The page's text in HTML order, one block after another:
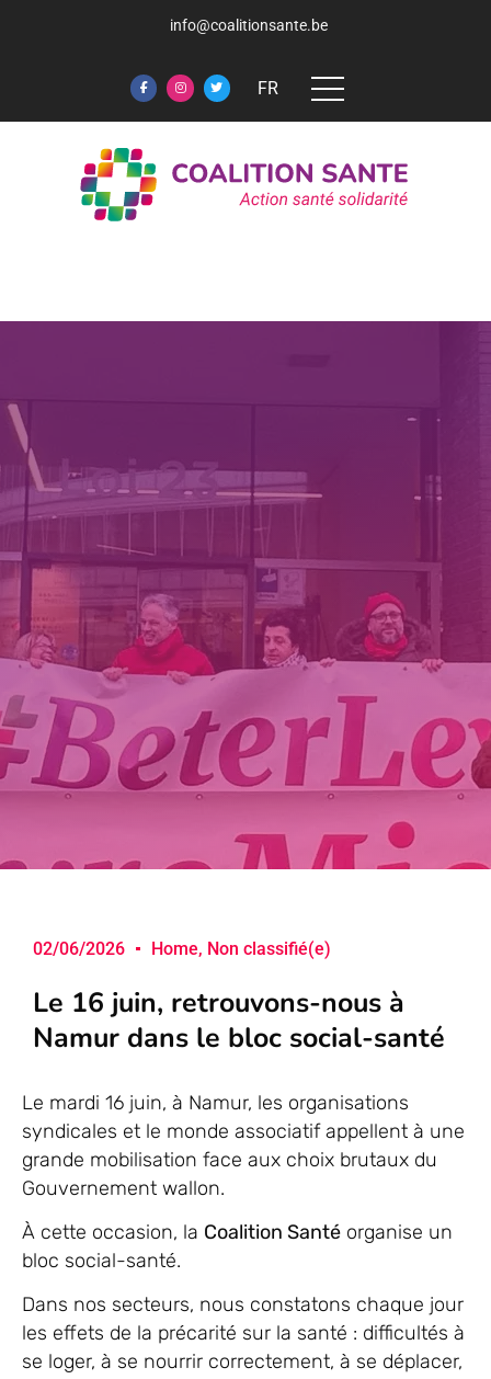
info@coalitionsante.be
FR
02/06/2026 Home, Non classifié(e)
Le 16 juin, retrouvons-nous à
Namur dans le bloc social-santé
Le mardi 16 juin, à Namur, les organisations
syndicales et le monde associatif appellent à une
grande mobilisation face aux choix brutaux du
Gouvernement wallon.
À cette occasion, la Coalition Santé organise un
bloc social-santé.
Dans nos secteurs, nous constatons chaque jour
les effets de la précarité sur la santé : difficultés à
se loger, à se nourrir correctement, à se déplacer,